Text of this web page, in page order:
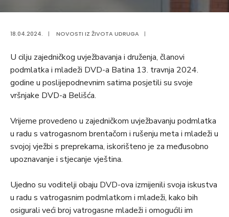
18.04.2024. | NOVOSTI IZ ŽIVOTA UDRUGA |
U cilju zajedničkog uvježbavanja i druženja, članovi
podmlatka i mladeži DVD-a Batina 13. travnja 2024.
godine u poslijepodnevnim satima posjetili su svoje
vršnjake DVD-a Belišća.
Vrijeme provedeno u zajedničkom uvježbavanju podmlatka
u radu s vatrogasnom brentačom i rušenju meta i mladeži u
svojoj vježbi s preprekama, iskorišteno je za međusobno
upoznavanje i stjecanje vještina.
Ujedno su voditelji obaju DVD-ova izmijenili svoja iskustva
u radu s vatrogasnim podmlatkom i mladeži, kako bih
osigurali veći broj vatrogasne mladeži i omogućili im